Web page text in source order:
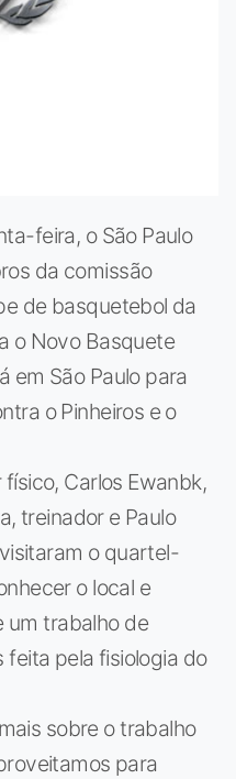
feira, o São Paulo
da comissão
de basquetebol da
o Novo Basquete
em São Paulo para
o Pinheiros e o
Carlos Ewanbk,
treinador e Paulo
o quartel-
o local e
um trabalho de
feita pela fisiologia do
sobre o trabalho
para